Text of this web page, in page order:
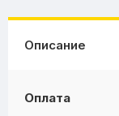
Описание
Оплата